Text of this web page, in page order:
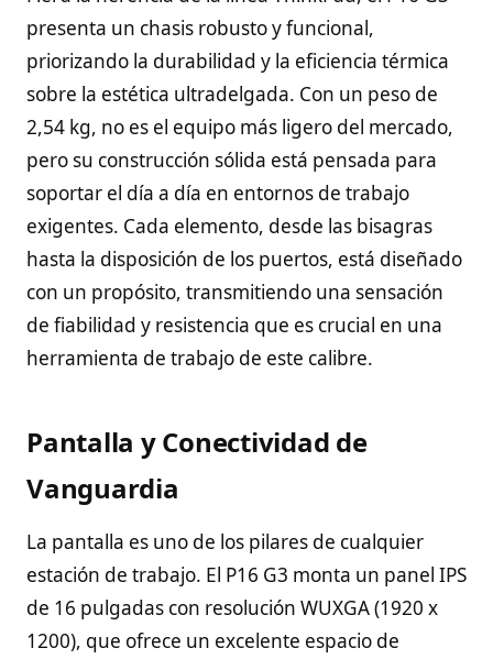
presenta un chasis robusto y funcional,
priorizando la durabilidad y la eficiencia térmica
sobre la estética ultradelgada. Con un peso de
2,54 kg, no es el equipo más ligero del mercado,
pero su construcción sólida está pensada para
soportar el día a día en entornos de trabajo
exigentes. Cada elemento, desde las bisagras
hasta la disposición de los puertos, está diseñado
con un propósito, transmitiendo una sensación
de fiabilidad y resistencia que es crucial en una
herramienta de trabajo de este calibre.
Pantalla y Conectividad de
Vanguardia
La pantalla es uno de los pilares de cualquier
estación de trabajo. El P16 G3 monta un panel IPS
de 16 pulgadas con resolución WUXGA (1920 x
1200), que ofrece un excelente espacio de